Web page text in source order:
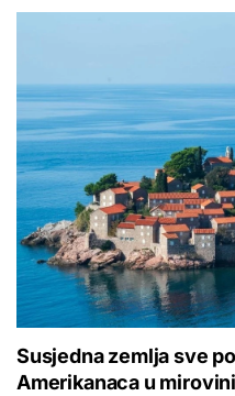
Susjedna zemlja sve
Amerikanaca u